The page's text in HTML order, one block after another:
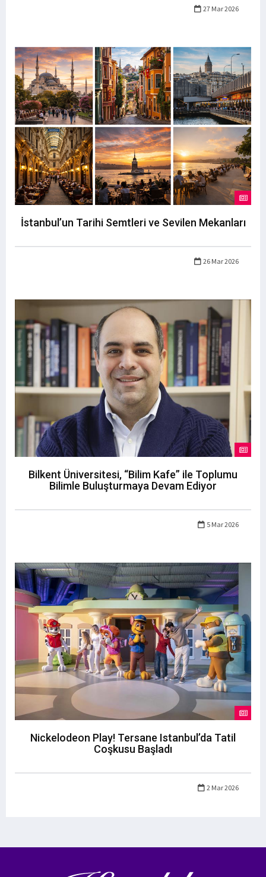
27 Mar 2026
İstanbul’un Tarihi Semtleri ve Sevilen Mekanları
26 Mar 2026
Bilkent Üniversitesi, “Bilim Kafe” ile Toplumu
Bilimle Buluşturmaya Devam Ediyor
5 Mar 2026
Nickelodeon Play! Tersane Istanbul’da Tatil
Coşkusu Başladı
2 Mar 2026